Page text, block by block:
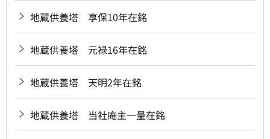
地蔵供養塔 享保10年在銘
地蔵供養塔 元禄16年在銘
地蔵供養塔 天明2年在銘
地蔵供養塔 当社庵主一量在銘